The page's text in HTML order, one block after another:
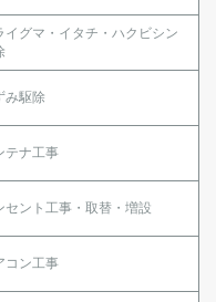
イグマ・イタチ・ハクビシン
み駆除
テナ工事
セント工事・取替・増設
コン工事